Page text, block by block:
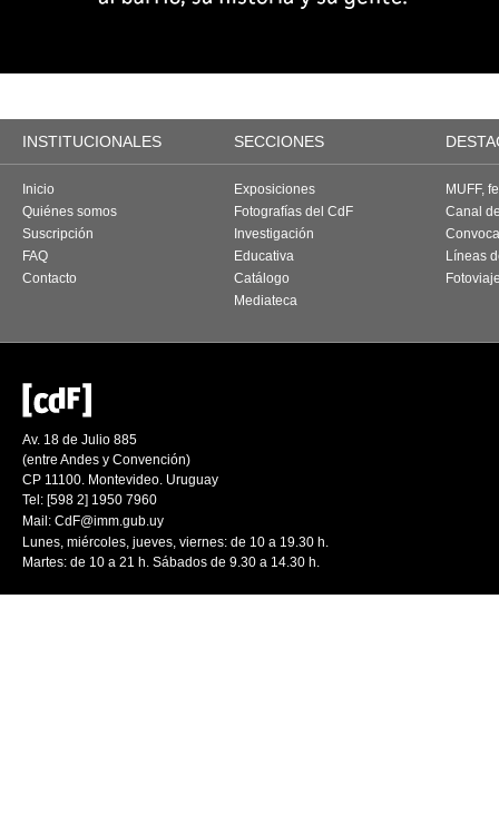
INSTITUCIONALES SECCIONES
Inicio
Quiénes somos
Suscripción
FAQ
Contacto
Exposiciones
Fotografías del CdF
Investigación
Educativa
Catálogo
Mediateca
MUFF,
Canal
Líneas
Av. 18 de Julio 885
(entre Andes y Convención)
CP 11100. Montevideo. Uruguay
Tel: [598 2] 1950 7960
Mail: CdF@imm.gub.uy
Lunes, miércoles, jueves, viernes: de 10 a 19.30 h.
Martes: de 10 a 21 h. Sábados de 9.30 a 14.30 h.